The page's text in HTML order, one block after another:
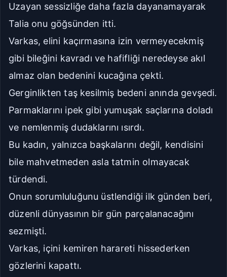
Uzayan sessizliğe daha fazla dayanamayarak
Talia onu göğsünden itti.
Varkas, elini kaçırmasına izin vermeyecekmiş
gibi bileğini kavradı ve hafifliği neredeyse akıl
almaz olan bedenini kucağına çekti.
Gerginlikten taş kesilmiş bedeni anında gevşedi.
Parmaklarını ipek gibi yumuşak saçlarına doladı
ve nemlenmiş dudaklarını ısırdı.
Bu kadın, yalnızca başkalarını değil, kendisini
bile mahvetmeden asla tatmin olmayacak
türdendi.
Onun sorumluluğunu üstlendiği ilk günden beri,
düzenli dünyasının bir gün parçalanacağını
sezmişti.
Varkas, içini kemiren harareti hissederken
gözlerini kapattı.